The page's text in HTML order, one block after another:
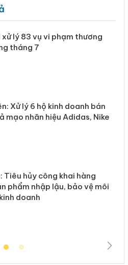
xử lý 83 vụ vi phạm thương
tháng 7
Xử lý 6 hộ kinh doanh bán
mạo nhãn hiệu Adidas, Nike
Tiêu hủy công khai hàng
phẩm nhập lậu, bảo vệ môi
doanh